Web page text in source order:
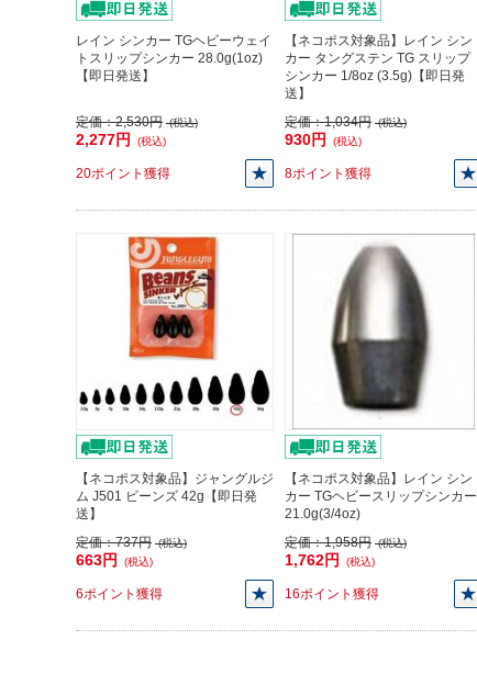
レイン シンカー TGヘビーウェイ
トスリップシンカー 28.0g(1oz)
【即日発送】
定価：2,530円 (税込)
2,277円 (税込)
20ポイント獲得
【ネコポス対象品】レイン シン
カー タングステン TG スリップ
シンカー 1/8oz (3.5g)【即日発
送】
定価：1,034円 (税込)
930円 (税込)
8ポイント獲得
【ネコポス対象品】ジャングルジ
ム J501 ビーンズ 42g【即日発
送】
定価：737円 (税込)
663円 (税込)
6ポイント獲得
【ネコポス対象品】レイン シン
カー TGヘビースリップシンカー
21.0g(3/4oz)
定価：1,958円 (税込)
1,762円 (税込)
16ポイント獲得